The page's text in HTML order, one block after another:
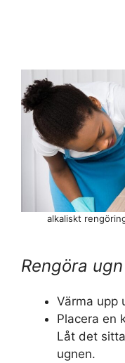
Rengöra ugn
Värma upp
Placera en
Låt det
ugnen.
alkaliskt